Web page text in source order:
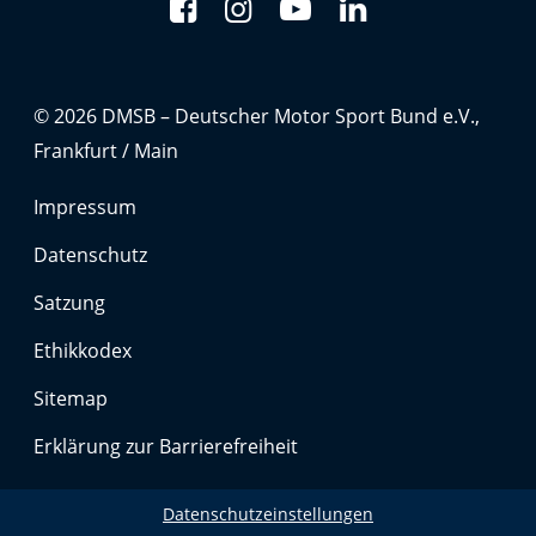
© 2026 DMSB – Deutscher Motor Sport Bund e.V.,
Frankfurt / Main
Impressum
Datenschutz
Satzung
Ethikkodex
Sitemap
Erklärung zur Barrierefreiheit
Datenschutzeinstellungen
Cookies, die ggf. zur Einbettung und Bereitstellung
von Videos auf unserer Website gesetzt werden.
Google Maps
Anbieter:
Zweck:
von interaktiven Karten auf unserer Website gesetzt